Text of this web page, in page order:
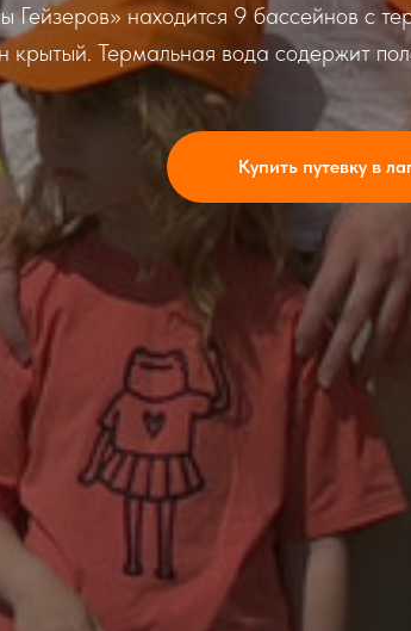
находится 9 бассейнов с
крытый. Термальная вода содержит
Купить путевку в